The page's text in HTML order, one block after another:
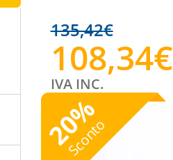
135,42€
108,34€
IVA INC.
20
%
Sconto